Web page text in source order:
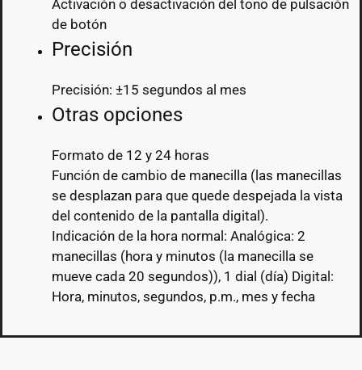
Activación o desactivación del tono de pulsación
de botón
Precisión
Precisión: ±15 segundos al mes
Otras opciones
Formato de 12 y 24 horas
Función de cambio de manecilla (las manecillas
se desplazan para que quede despejada la vista
del contenido de la pantalla digital).
Indicación de la hora normal: Analógica: 2
manecillas (hora y minutos (la manecilla se
mueve cada 20 segundos)), 1 dial (día) Digital:
Hora, minutos, segundos, p.m., mes y fecha